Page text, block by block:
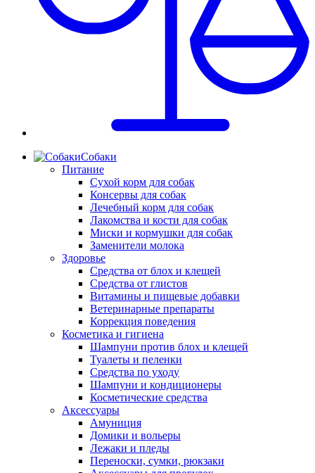
Собаки
Питание
Сухой корм для собак
Консервы для собак
Лечебный корм для собак
Лакомства и кости для собак
Миски и кормушки для собак
Заменители молока
Здоровье
Средства от блох и клещей
Средства от глистов
Витамины и пищевые добавки
Ветеринарные препараты
Коррекция поведения
Косметика и гигиена
Шампуни против блох и клещей
Туалеты и пеленки
Средства по уходу
Шампуни и кондиционеры
Косметические средства
Аксессуары
Амуниция
Домики и вольеры
Лежаки и пледы
Переноски, сумки, рюкзаки